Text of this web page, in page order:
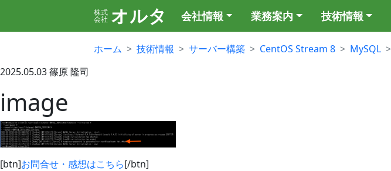
株式
会社 オルタ 会社情報 業務案内 技術情報
ホーム 技術情報 サーバー構築 CentOS Stream 8 MySQL
2025.05.03篠原 隆司
image
[btn]お問合せ・感想はこちら[/btn]